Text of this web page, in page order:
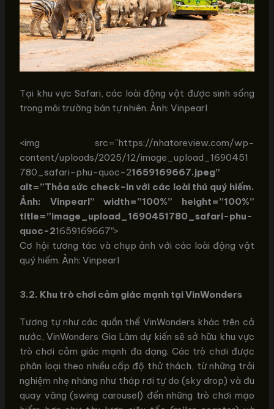
Tại khu vực Safari, các loài động vật được sinh sống
trong môi trường bán tự nhiên. Ảnh: Vinpearl
<img src="https://nhatoreview.com/wp-
content/uploads/2025/12/image_upload_1690451
780_safari-phu-quoc-21659169667.jpeg”
alt=”Thỏa sức check-in với các loài thú quý hiếm.
Ảnh: Vinpearl” width=”100%” height=”100%”
title=”image_upload_1690451780_safari-phu-
quoc-21659169667″>
Cơ hội tương tác và chụp ảnh với các loài động vật
quý hiếm. Ảnh: Vinpearl
3.2. Khu trò chơi cảm giác mạnh tại VinWonders
Tương tự như các quần thể VinWonders khác trên cả
nước, VinWonders Gia Lâm dự kiến sẽ sở hữu khu vực
trò chơi cảm giác mạnh đa dạng. Các trò chơi được
phân loại theo nhiều cấp độ thử thách, từ những trải
nghiệm nhẹ nhàng như tháp rơi tự do (sky drop) và đu
quay văng (swing carousel) đến những trò chơi mạo